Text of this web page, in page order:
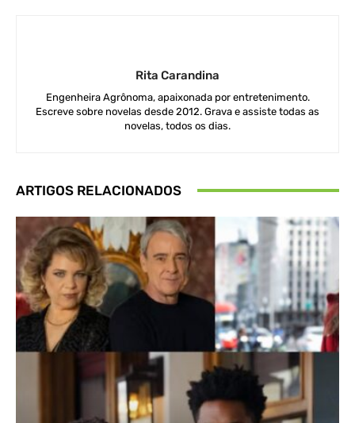
Rita Carandina
Engenheira Agrônoma, apaixonada por entretenimento.
Escreve sobre novelas desde 2012. Grava e assiste todas as
novelas, todos os dias.
ARTIGOS RELACIONADOS